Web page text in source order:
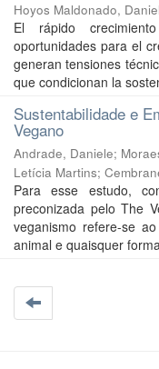
Hoyos Maldonado,
El rápido
oportunidades para el
generan tensiones
que condicionan la
Sustentabilidade e
Vegano
Andrade, Daniele;
Letícia Martins;
Para esse estudo,
preconizada pelo The
veganismo refere-se
animal e quaisquer